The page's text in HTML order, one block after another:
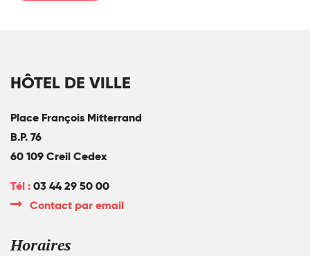
HÔTEL DE VILLE
Place François Mitterrand
B.P. 76
60 109 Creil Cedex
Tél :03 44 29 50 00
Contact par email
Horaires